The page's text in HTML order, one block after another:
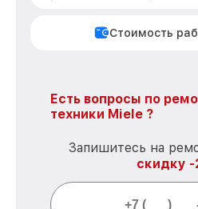
Стоимость
Есть вопросы по
техники Miele ?
Запишитесь на
скидку -